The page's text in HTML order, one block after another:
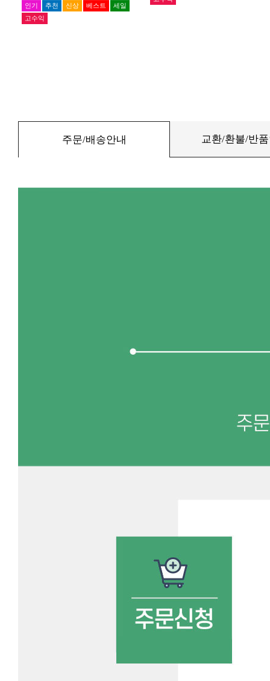
주문/배송안내 교환/환불/반